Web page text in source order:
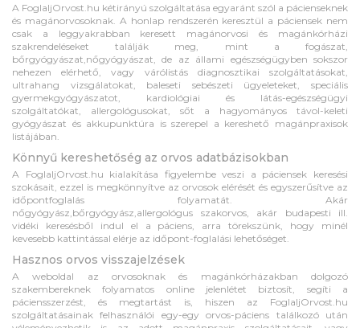
A FoglaljOrvost.hu kétirányú szolgáltatása egyaránt szól a pácienseknek
és magánorvosoknak. A honlap rendszerén keresztül a páciensek nem
csak a leggyakrabban keresett magánorvosi és magánkórházi
szakrendeléseket találják meg, mint a fogászat,
bőrgyógyászat,nőgyógyászat, de az állami egészségügyben sokszor
nehezen elérhető, vagy várólistás diagnosztikai szolgáltatásokat,
ultrahang vizsgálatokat, baleseti sebészeti ügyeleteket, speciális
gyermekgyógyászatot, kardiológiai és látás-egészségügyi
szolgáltatókat, allergológusokat, sőt a hagyományos távol-keleti
gyógyászat és akkupunktúra is szerepel a kereshető magánpraxisok
listájában.
Könnyű kereshetőség az orvos adatbázisokban
A FoglaljOrvost.hu kialakítása figyelembe veszi a páciensek keresési
szokásait, ezzel is megkönnyítve az orvosok elérését és egyszerűsítve az
időpontfoglalás folyamatát. Akár
nőgyógyász,bőrgyógyász,allergológus szakorvos, akár budapesti ill.
vidéki keresésből indul el a páciens, arra törekszünk, hogy minél
kevesebb kattintással elérje az időpont-foglalási lehetőséget.
Hasznos orvos visszajelzések
A weboldal az orvosoknak és magánkórházakban dolgozó
szakembereknek folyamatos online jelenlétet biztosít, segíti a
páciensszerzést, és megtartást is, hiszen az FoglaljOrvost.hu
szolgáltatásainak felhasználói egy-egy orvos-páciens találkozó után